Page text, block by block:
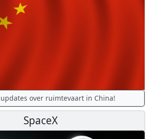
over ruimtevaart in China!
SpaceX